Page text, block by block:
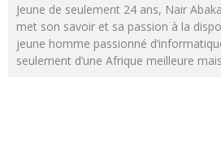
Jeune de seulement 24 ans, Nair
met son savoir et sa passion à la
jeune homme passionné
seulement d’une Afrique meilleure mais